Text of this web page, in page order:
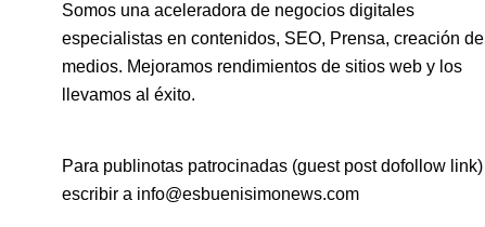
Somos una aceleradora de negocios digitales
especialistas en contenidos, SEO, Prensa, creación de
medios. Mejoramos rendimientos de sitios web y los
llevamos al éxito.
Para publinotas patrocinadas (guest post dofollow link)
escribir a info@esbuenisimonews.com